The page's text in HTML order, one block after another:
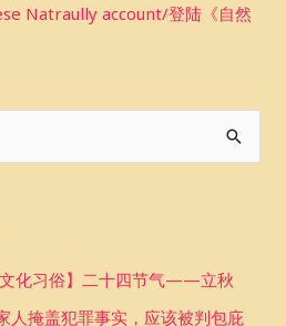
Natraully account/登陆《自然
化习俗】二十四节气——立秋
人掩盖犯罪事实，应该被判包庇